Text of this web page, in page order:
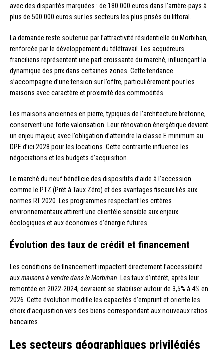
avec des disparités marquées : de 180 000 euros dans l’arrière-pays à
plus de 500 000 euros sur les secteurs les plus prisés du littoral.
La demande reste soutenue par l’attractivité résidentielle du Morbihan,
renforcée par le développement du télétravail. Les acquéreurs
franciliens représentent une part croissante du marché, influençant la
dynamique des prix dans certaines zones. Cette tendance
s’accompagne d’une tension sur l’offre, particulièrement pour les
maisons avec caractère et proximité des commodités.
Les maisons anciennes en pierre, typiques de l’architecture bretonne,
conservent une forte valorisation. Leur rénovation énergétique devient
un enjeu majeur, avec l’obligation d’atteindre la classe E minimum au
DPE d’ici 2028 pour les locations. Cette contrainte influence les
négociations et les budgets d’acquisition.
Le marché du neuf bénéficie des dispositifs d’aide à l’accession
comme le PTZ (Prêt à Taux Zéro) et des avantages fiscaux liés aux
normes RT 2020. Les programmes respectant les critères
environnementaux attirent une clientèle sensible aux enjeux
écologiques et aux économies d’énergie futures.
Évolution des taux de crédit et financement
Les conditions de financement impactent directement l’accessibilité
auxmaisons à vendre dans le Morbihan . Les taux d’intérêt, après leur
remontée en 2022-2024, devraient se stabiliser autour de 3,5% à 4% en
2026. Cette évolution modifie les capacités d’emprunt et oriente les
choix d’acquisition vers des biens correspondant aux nouveaux ratios
bancaires.
Les secteurs géographiques privilégiés